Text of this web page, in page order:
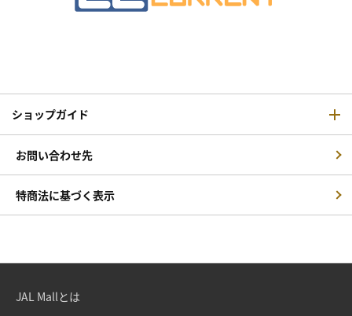
ショップガイド
お問い合わせ先
特商法に基づく表示
JAL Mallとは